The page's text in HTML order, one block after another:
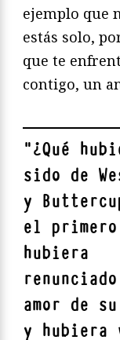
ejemplo que
estás solo,
que te
contigo, un
"¿Qué
sido de
y
el primero
hubiera
amor de
y hubiera